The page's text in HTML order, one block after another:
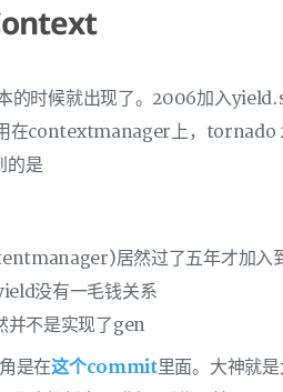
的时候就出现了。2006加入
在contextmanager上，tornado
的是
居然过了五年才加入到
没有一毛钱关系
不是实现了gen
是在这个commit里面。大神就